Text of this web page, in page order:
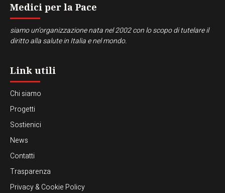
Medici per la Pace
siamo un’organizzazione nata nel 2002 con lo scopo di tutelare il
diritto alla salute in Italia e nel mondo.
Link utili
Chi siamo
Progetti
Sostienici
News
Contatti
Trasparenza
Privacy & Cookie Policy